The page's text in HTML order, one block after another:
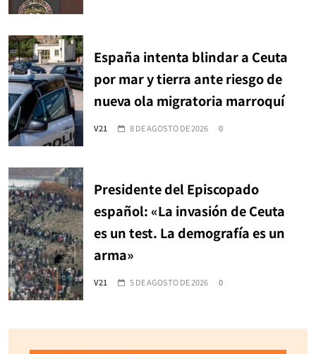
España intenta blindar a Ceuta
por mar y tierra ante riesgo de
nueva ola migratoria marroquí
V21 8 DE AGOSTO DE 2026 0
Presidente del Episcopado
español: «La invasión de Ceuta
es un test. La demografía es un
arma»
V21 5 DE AGOSTO DE 2026 0